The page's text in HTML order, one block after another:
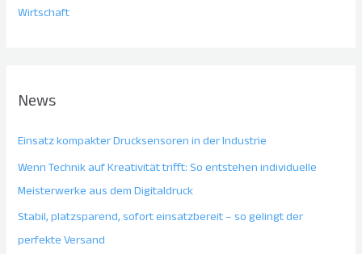
Wirtschaft
News
Einsatz kompakter Drucksensoren in der Industrie
Wenn Technik auf Kreativität trifft: So entstehen individuelle
Meisterwerke aus dem Digitaldruck
Stabil, platzsparend, sofort einsatzbereit – so gelingt der
perfekte Versand